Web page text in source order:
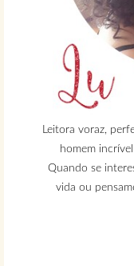
Leitora voraz,
homem
Quando se
vida ou